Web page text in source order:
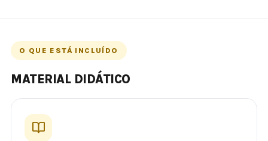
O QUE ESTÁ INCLUÍDO
MATERIAL DIDÁTICO